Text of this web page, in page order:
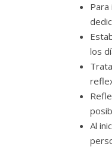
los
Al